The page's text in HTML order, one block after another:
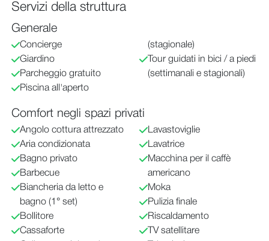
Servizi della struttura
Generale
Concierge
Giardino
Parcheggio gratuito
Piscina all'aperto
(stagionale)
Tour guidati in bici / a piedi
(settimanali e stagionali)
Comfort negli spazi privati
Angolo cottura attrezzato
Aria condizionata
Bagno privato
Barbecue
Biancheria da letto e
bagno (1° set)
Bollitore
Cassaforte
Lavastoviglie
Lavatrice
Macchina per il caffè
americano
Moka
Pulizia finale
Riscaldamento
TV satellitare